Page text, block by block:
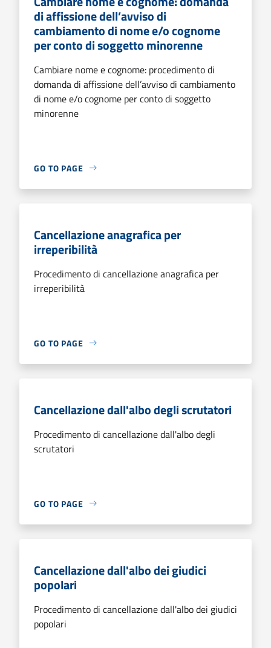
di affissione dell’avviso di
cambiamento di nome e/o cognome
per conto di soggetto minorenne
Cambiare nome e cognome: procedimento di
domanda di affissione dell’avviso di cambiamento
di nome e/o cognome per conto di soggetto
minorenne
GO TO PAGE
Cancellazione anagrafica per
irreperibilità
Procedimento di cancellazione anagrafica per
irreperibilità
GO TO PAGE
Cancellazione dall'albo degli scrutatori
Procedimento di cancellazione dall'albo degli
scrutatori
GO TO PAGE
Cancellazione dall'albo dei giudici
popolari
Procedimento di cancellazione dall'albo dei giudici
popolari